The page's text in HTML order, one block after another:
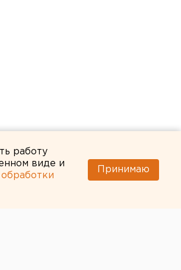
работу
виде и
Принимаю